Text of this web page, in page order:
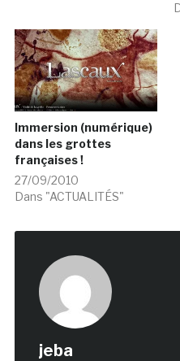
Immersion (numérique)
dans les grottes
françaises !
27/09/2010
Dans "ACTUALITÉS"
jeba